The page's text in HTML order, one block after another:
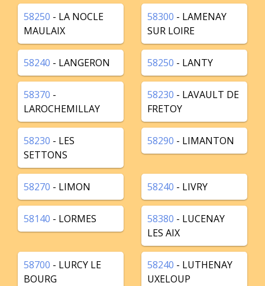
58250 - LA NOCLE
MAULAIX
58300 - LAMENAY
SUR LOIRE
58240 - LANGERON 58250 - LANTY
58370 -
LAROCHEMILLAY
58230 - LAVAULT DE
FRETOY
58230 - LES
SETTONS
58290 - LIMANTON
58270 - LIMON 58240 - LIVRY
58140 - LORMES 58380 - LUCENAY
LES AIX
58700 - LURCY LE
BOURG
58240 - LUTHENAY
UXELOUP